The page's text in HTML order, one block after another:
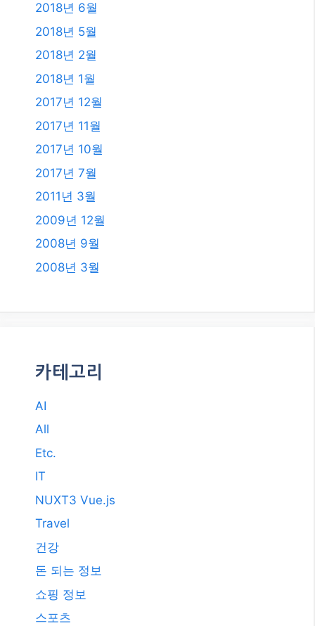
2018년 6월
2018년 5월
2018년 2월
2018년 1월
2017년 12월
2017년 11월
2017년 10월
2017년 7월
2011년 3월
2009년 12월
2008년 9월
2008년 3월
카테고리
AI
All
Etc.
IT
NUXT3 Vue.js
Travel
건강
돈 되는 정보
쇼핑 정보
스포츠